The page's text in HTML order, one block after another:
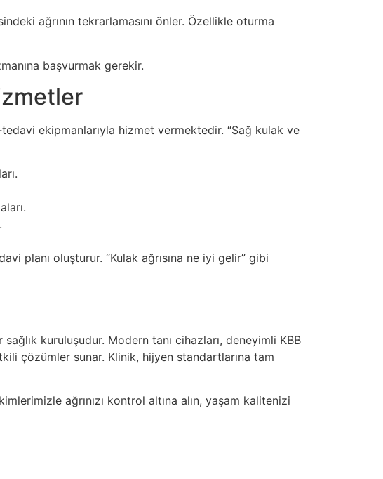
ağrının tekrarlamasını önler. Özellikle oturma
başvurmak gerekir.
ekipmanlarıyla hizmet vermektedir. “Sağ kulak ve
planı oluşturur. “Kulak ağrısına ne iyi gelir” gibi
kuruluşudur. Modern tanı cihazları, deneyimli KBB
çözümler sunar. Klinik, hijyen standartlarına tam
ağrınızı kontrol altına alın, yaşam kalitenizi